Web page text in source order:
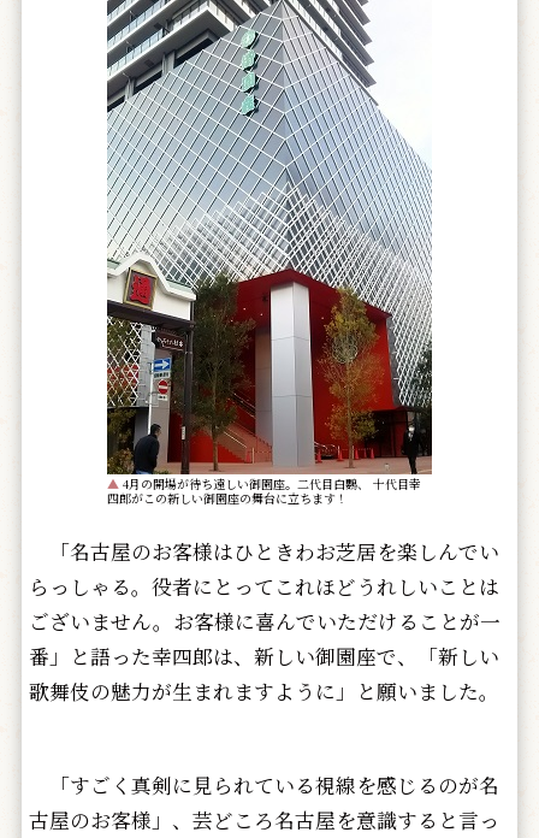
▲ 4月の開場が待ち遠しい御園座。二代目白鸚、 十代目幸
四郎がこの新しい御園座の舞台に立ちます！
「名古屋のお客様はひときわお芝居を楽しんでい
らっしゃる。役者にとってこれほどうれしいことは
ございません。お客様に喜んでいただけることが一
番」と語った幸四郎は、新しい御園座で、「新しい
歌舞伎の魅力が生まれますように」と願いました。
「すごく真剣に見られている視線を感じるのが名
古屋のお客様」、芸どころ名古屋を意識すると言っ